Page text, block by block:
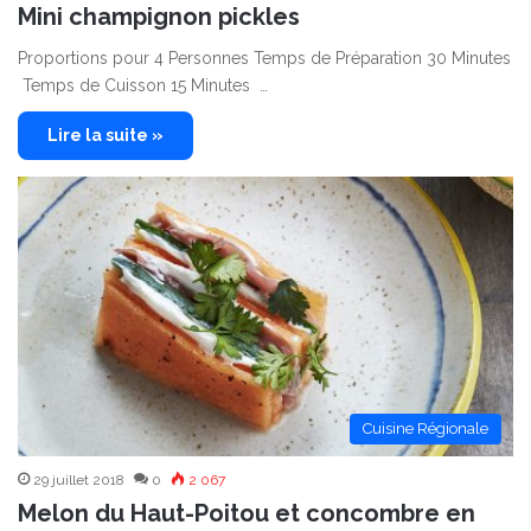
Mini champignon pickles
Proportions pour 4 Personnes Temps de Préparation 30 Minutes
Temps de Cuisson 15 Minutes …
Lire la suite »
Cuisine Régionale
29 juillet 2018 0 2 067
Melon du Haut-Poitou et concombre en